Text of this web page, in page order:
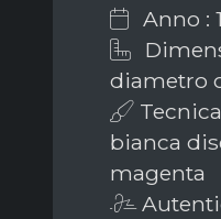
Anno :
diametro
bianca
magenta